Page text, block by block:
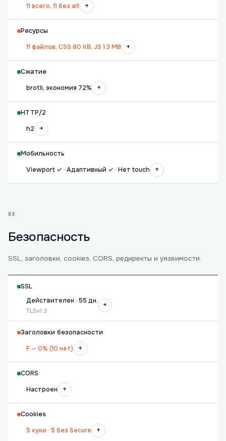
11 всего, 11 без alt
+
Ресурсы
11 файлов, CSS 80 KB, JS 1.3 MB
+
Сжатие
brotli, экономия 72%
+
HTTP/2
h2
+
Мобильность
Viewport ✓ · Адаптивный ✓ · Нет touch
+
03
Безопасность
SSL, заголовки, cookies, CORS, редиректы и уязвимости.
SSL
Действителен · 55 дн.
TLSv1.3
+
Заголовки безопасности
F — 0% (10 нет)
+
CORS
Настроен
+
Cookies
5 куки · 5 без Secure
+